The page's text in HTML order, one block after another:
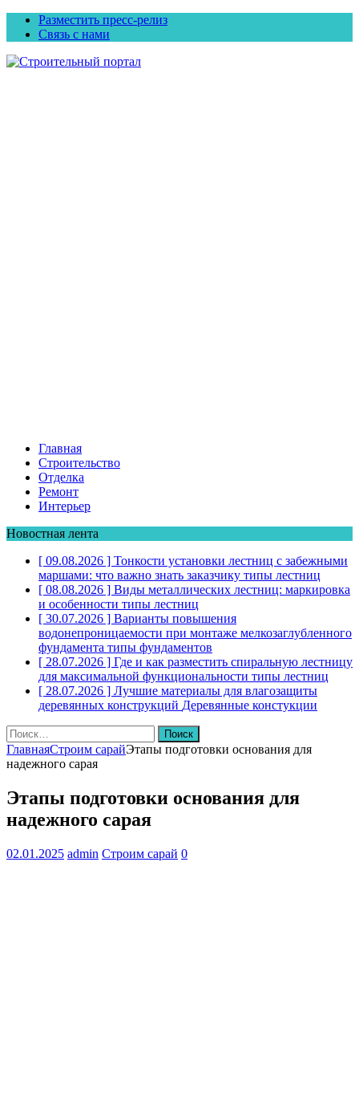
Разместить пресс-релиз
Связь с нами
Главная
Строительство
Отделка
Ремонт
Интерьер
Новостная лента
[ 09.08.2026 ] Тонкости установки лестниц с забежными
маршами: что важно знать заказчику типы лестниц
[ 08.08.2026 ] Виды металлических лестниц: маркировка
и особенности типы лестниц
[ 30.07.2026 ] Варианты повышения
водонепроницаемости при монтаже мелкозаглубленного
фундамента типы фундаментов
[ 28.07.2026 ] Где и как разместить спиральную лестницу
для максимальной функциональности типы лестниц
[ 28.07.2026 ] Лучшие материалы для влагозащиты
деревянных конструкций Деревянные констукции
Найти:
ГлавнаяСтроим сарайЭтапы подготовки основания для
надежного сарая
Этапы подготовки основания для
надежного сарая
02.01.2025 admin Строим сарай 0